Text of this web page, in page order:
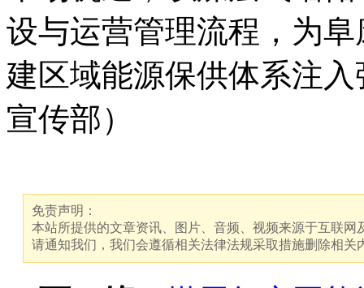
新疆亚新油气有限责任
郭永军说：“‘五一’假期
发挥党员的先锋模范作
确保项目早日建成投运
市场机遇，以煤层气增